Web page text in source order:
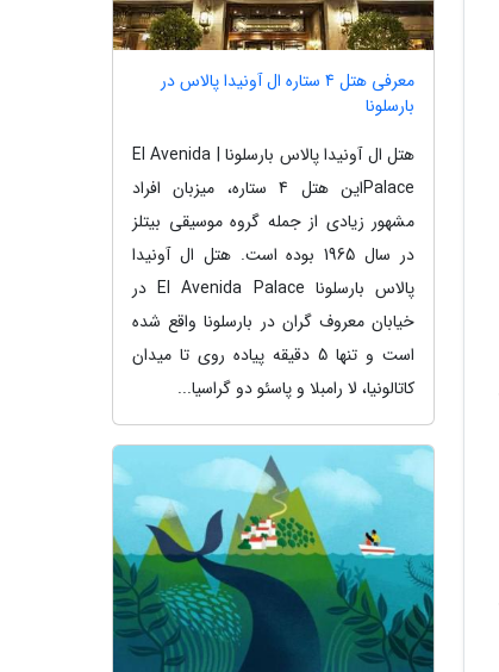
معرفی هتل 4 ستاره ال آونیدا پالاس در
بارسلونا
هتل ال آونیدا پالاس بارسلونا | El Avenida
Palaceاین هتل 4 ستاره، میزبان افراد
مشهور زیادی از جمله گروه موسیقی بیتلز
در سال 1965 بوده است. هتل ال آونیدا
پالاس بارسلونا El Avenida Palace در
خیابان معروف گران در بارسلونا واقع شده
است و تنها 5 دقیقه پیاده روی تا میدان
کاتالونیا، لا رامبلا و پاسئو دو گراسیا...